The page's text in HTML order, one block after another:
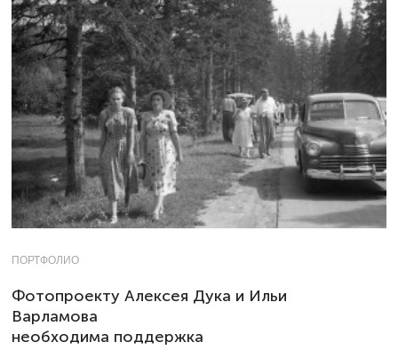
ПОРТФОЛИО
Фотопроекту Алексея Дука и Ильи
Варламова
необходима поддержка